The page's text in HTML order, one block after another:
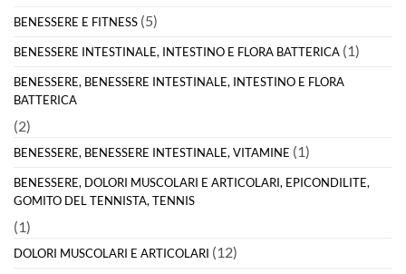
BENESSERE E FITNESS (5)
BENESSERE INTESTINALE, INTESTINO E FLORA BATTERICA (1)
BENESSERE, BENESSERE INTESTINALE, INTESTINO E FLORA
BATTERICA
(2)
BENESSERE, BENESSERE INTESTINALE, VITAMINE (1)
BENESSERE, DOLORI MUSCOLARI E ARTICOLARI, EPICONDILITE,
GOMITO DEL TENNISTA, TENNIS
(1)
DOLORI MUSCOLARI E ARTICOLARI (12)